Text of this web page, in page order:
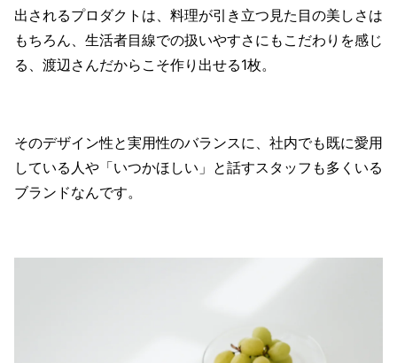
出されるプロダクトは、料理が引き立つ見た目の美しさは
もちろん、生活者目線での扱いやすさにもこだわりを感じ
る、渡辺さんだからこそ作り出せる1枚。
そのデザイン性と実用性のバランスに、社内でも既に愛用
している人や「いつかほしい」と話すスタッフも多くいる
ブランドなんです。